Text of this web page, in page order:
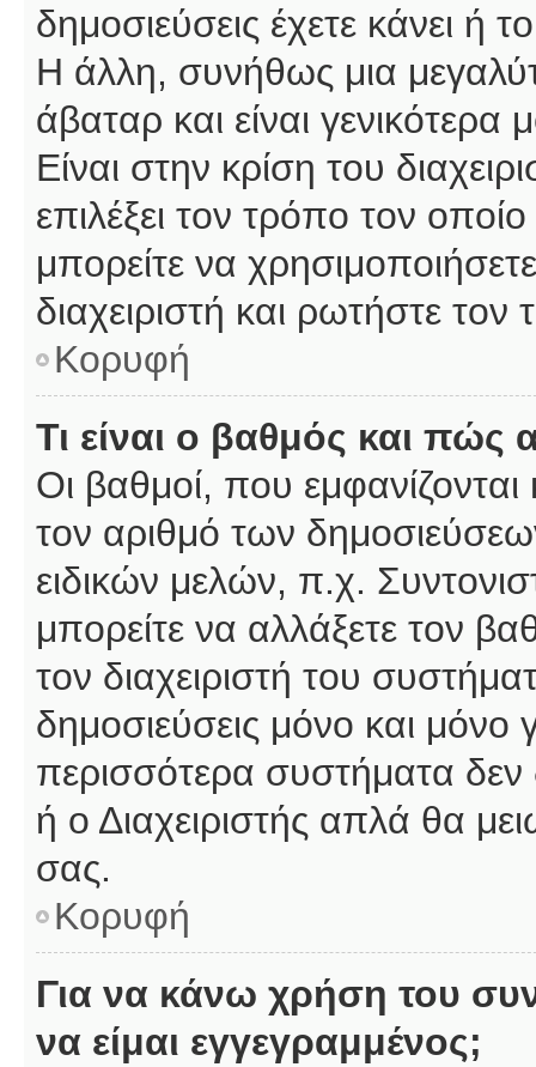
δημοσιεύσεις έχετε κάνει
Η άλλη, συνήθως μια
άβαταρ και είναι
Είναι στην κρίση του
επιλέξει τον τρόπο τον
μπορείτε να
διαχειριστή και ρωτήστε τον
Κορυφή
Τι είναι ο βαθμός και
Οι βαθμοί, που
τον αριθμό των
ειδικών μελών, π.χ.
μπορείτε να αλλάξετε τον
τον διαχειριστή του
δημοσιεύσεις μόνο και
περισσότερα συστήματα δεν
ή ο Διαχειριστής απλά θα
σας.
Κορυφή
Για να κάνω χρήση του
να είμαι εγγεγραμμένος;